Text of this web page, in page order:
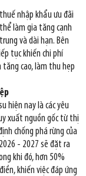
nhập khẩu ưu đãi
làm gia tăng cạnh
và dài hạn. Bên
tục khiến chi phí
tăng cao, làm thu hẹp
hiện nay là các yêu
xuất nguồn gốc từ thị
chống phá rừng của
- 2027 sẽ đặt ra
khi đó, hơn 50%
khiến việc đáp ứng